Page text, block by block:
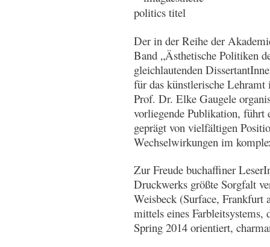
Der in der Reihe der
Band „Ästhetische Politiken
gleichlautenden
für das künstlerische
Prof. Dr. Elke Gaugele
vorliegende Publikation, führt
geprägt von vielfältigen
Wechselwirkungen im
Zur Freude buchaffiner
Druckwerks größte Sorgfalt
Weisbeck (Surface,
mittels eines Farbleitsystems,
Spring 2014 orientiert,